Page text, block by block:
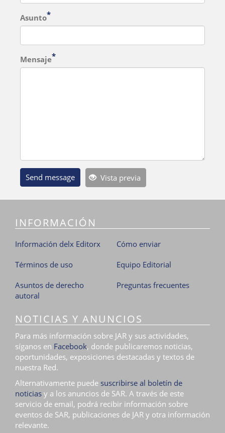
Asunto
Mensaje
Send message Vista previa
INFORMACIÓN
Información delx Editorx
Términos de uso
Asuntos de derecho
autoral
Cómo enviar
Equipo Editorial
Preguntas frecuentes
NOTICIAS Y ANUNCIOS
Para más información sobre JAR y sus actividades,
síganos en Facebook, donde publicaremos noticias,
oportunidades, exposiciones destacadas y textos de
nuestra Red.
Alternativamente puede suscribirse al boletín de
noticias y a los anuncios de SAR. A través de este
servicio de email, podrá recibir información sobre
eventos de SAR, publicaciones de JAR y otra información
relevante.